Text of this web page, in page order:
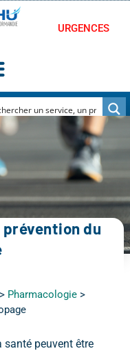
URGENCES
du
> Pharmacologie >
santé peuvent être